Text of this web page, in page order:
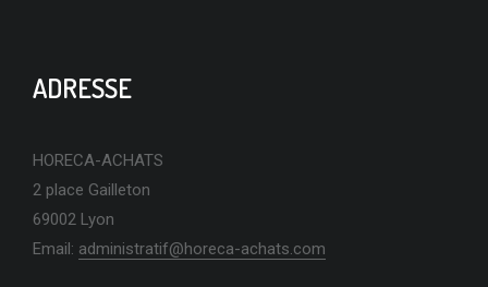
ADRESSE
HORECA-ACHATS
2 place Gailleton
69002 Lyon
Email: administratif@horeca-achats.com